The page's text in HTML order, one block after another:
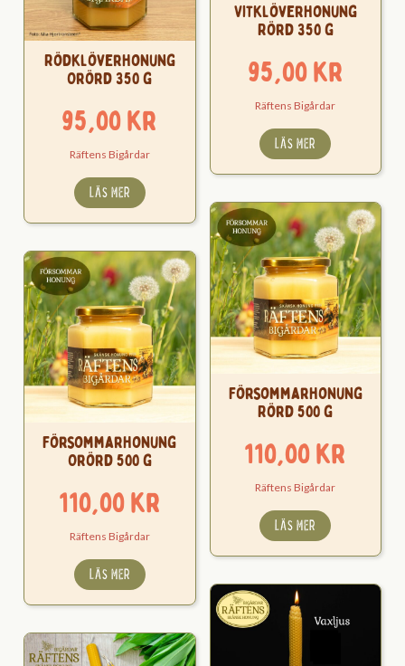
Vitklöverhonung
Rörd 350 g
95,00kr
Räftens Bigårdar
LÄS MER
Rödklöverhonung
Orörd 350 g
95,00kr
Räftens Bigårdar
LÄS MER
Försommarhonung
Rörd 500 g
110,00kr
Räftens Bigårdar
LÄS MER
Försommarhonung
Orörd 500 g
110,00kr
Räftens Bigårdar
LÄS MER